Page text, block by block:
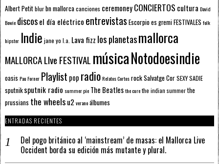
Albert Petitblurbn mallorcacanciones ceremoneyCONCIERTOS cultura David
Bowie discosel día eléctrico entrevistas Escorpioes gremiFESTIVALES folk
hipster Indie jane yo l.a. Lava fizz los planetasmallorca
MALLORCA LIve FESTIVAL músicaNotodoesindie
oasis Pau Forner Playlist pop radioRelatos CortosrockSalvatge CorSEXY SADIE
sputnik sputnik radio summer pie The Beatlesthe curethe indian summerthe
prussians the wheelsu2 veranoálbumes
ENTRADAS RECIENTES
Del pogo británico al ‘mainstream’ de masas: el Mallorca Live
Occident borda su edición más mutante y plural.